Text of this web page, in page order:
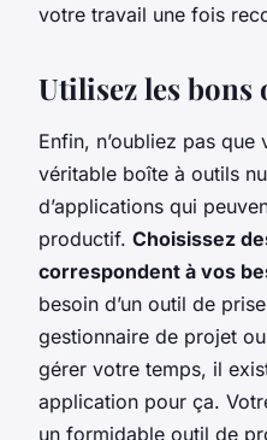
votre travail une fois
Utilisez les bons
Enfin, n’oubliez pas
véritable boîte à outils
d’applications qui
productif. Choisissez
correspondent à vos
besoin d’un outil de
gestionnaire de projet
gérer votre temps, il
application pour ça.
un formidable outil de